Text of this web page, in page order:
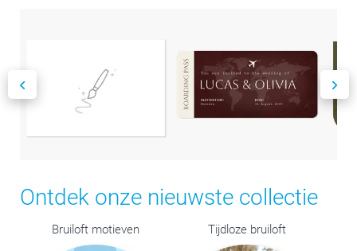
Ontdek onze nieuwste collectie
Bruiloft motieven Tijdloze bruiloft